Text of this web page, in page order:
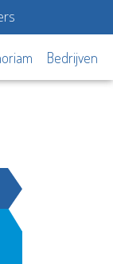
Bedrijven